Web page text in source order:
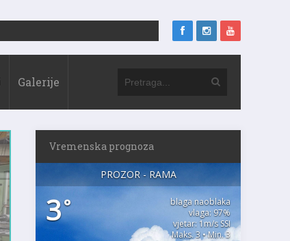
Galerije
Vremenska prognoza
PROZOR - RAMA
3°
blaga naoblaka
vlaga: 97%
vjetar: 1m/s SSI
Maks. 3 • Min. 3